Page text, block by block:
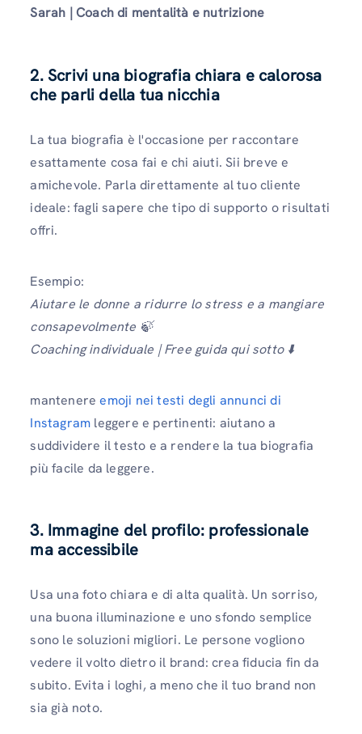
Sarah | Coach di mentalità e nutrizione
2. Scrivi una biografia chiara e calorosa
che parli della tua nicchia
La tua biografia è l'occasione per raccontare
esattamente cosa fai e chi aiuti. Sii breve e
amichevole. Parla direttamente al tuo cliente
ideale: fagli sapere che tipo di supporto o risultati
offri.
Esempio:
Aiutare le donne a ridurre lo stress e a mangiare
consapevolmente 🍃
Coaching individuale | Free guida qui sotto ⬇️
mantenere emoji nei testi degli annunci di
Instagram leggere e pertinenti: aiutano a
suddividere il testo e a rendere la tua biografia
più facile da leggere.
3. Immagine del profilo: professionale
ma accessibile
Usa una foto chiara e di alta qualità. Un sorriso,
una buona illuminazione e uno sfondo semplice
sono le soluzioni migliori. Le persone vogliono
vedere il volto dietro il brand: crea fiducia fin da
subito. Evita i loghi, a meno che il tuo brand non
sia già noto.